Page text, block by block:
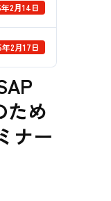
2月14日
2月17日
ため
ナー